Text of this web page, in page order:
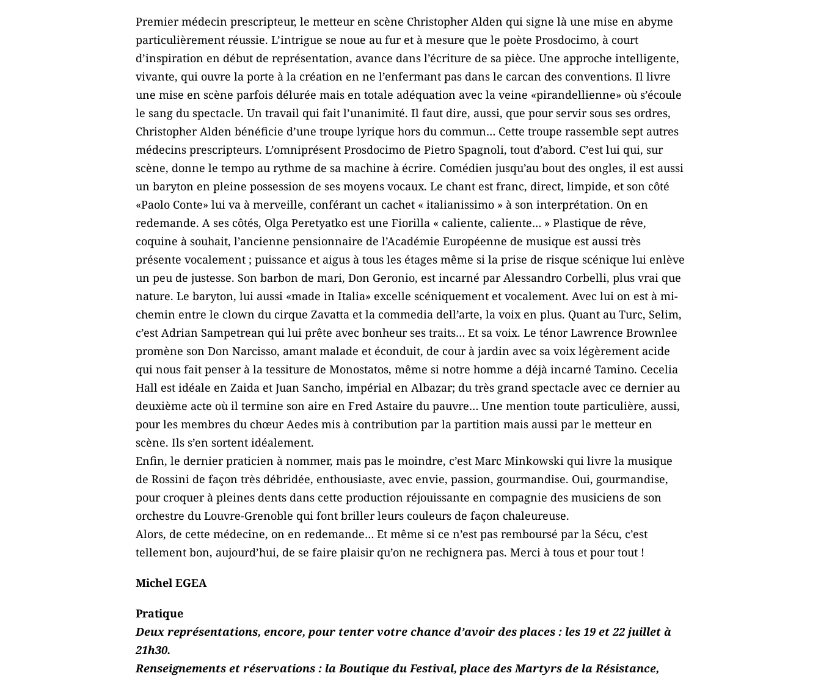
Premier médecin prescripteur, le metteur en scène Christopher Alden qui signe là une mise en abyme
particulièrement réussie. L’intrigue se noue au fur et à mesure que le poète Prosdocimo, à court
d’inspiration en début de représentation, avance dans l’écriture de sa pièce. Une approche intelligente,
vivante, qui ouvre la porte à la création en ne l’enfermant pas dans le carcan des conventions. Il livre
une mise en scène parfois délurée mais en totale adéquation avec la veine «pirandellienne» où s’écoule
le sang du spectacle. Un travail qui fait l’unanimité. Il faut dire, aussi, que pour servir sous ses ordres,
Christopher Alden bénéficie d’une troupe lyrique hors du commun… Cette troupe rassemble sept autres
médecins prescripteurs. L’omniprésent Prosdocimo de Pietro Spagnoli, tout d’abord. C’est lui qui, sur
scène, donne le tempo au rythme de sa machine à écrire. Comédien jusqu’au bout des ongles, il est aussi
un baryton en pleine possession de ses moyens vocaux. Le chant est franc, direct, limpide, et son côté
«Paolo Conte» lui va à merveille, conférant un cachet « italianissimo » à son interprétation. On en
redemande. A ses côtés, Olga Peretyatko est une Fiorilla « caliente, caliente… » Plastique de rêve,
coquine à souhait, l’ancienne pensionnaire de l’Académie Européenne de musique est aussi très
présente vocalement ; puissance et aigus à tous les étages même si la prise de risque scénique lui enlève
un peu de justesse. Son barbon de mari, Don Geronio, est incarné par Alessandro Corbelli, plus vrai que
nature. Le baryton, lui aussi «made in Italia» excelle scéniquement et vocalement. Avec lui on est à mi-
chemin entre le clown du cirque Zavatta et la commedia dell’arte, la voix en plus. Quant au Turc, Selim,
c’est Adrian Sampetrean qui lui prête avec bonheur ses traits… Et sa voix. Le ténor Lawrence Brownlee
promène son Don Narcisso, amant malade et éconduit, de cour à jardin avec sa voix légèrement acide
qui nous fait penser à la tessiture de Monostatos, même si notre homme a déjà incarné Tamino. Cecelia
Hall est idéale en Zaida et Juan Sancho, impérial en Albazar; du très grand spectacle avec ce dernier au
deuxième acte où il termine son aire en Fred Astaire du pauvre… Une mention toute particulière, aussi,
pour les membres du chœur Aedes mis à contribution par la partition mais aussi par le metteur en
scène. Ils s’en sortent idéalement.
Enfin, le dernier praticien à nommer, mais pas le moindre, c’est Marc Minkowski qui livre la musique
de Rossini de façon très débridée, enthousiaste, avec envie, passion, gourmandise. Oui, gourmandise,
pour croquer à pleines dents dans cette production réjouissante en compagnie des musiciens de son
orchestre du Louvre-Grenoble qui font briller leurs couleurs de façon chaleureuse.
Alors, de cette médecine, on en redemande… Et même si ce n’est pas remboursé par la Sécu, c’est
tellement bon, aujourd’hui, de se faire plaisir qu’on ne rechignera pas. Merci à tous et pour tout !
Michel EGEA
Pratique
Deux représentations, encore, pour tenter votre chance d’avoir des places : les 19 et 22 juillet à
21h30.
Renseignements et réservations : la Boutique du Festival, place des Martyrs de la Résistance,